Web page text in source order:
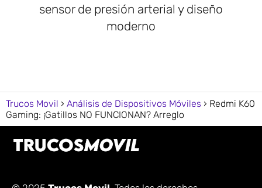
sensor de presión arterial y diseño
moderno
Trucos Movil Análisis de Dispositivos Móviles
Redmi K60
Gaming: ¡Gatillos NO FUNCIONAN? Arreglo